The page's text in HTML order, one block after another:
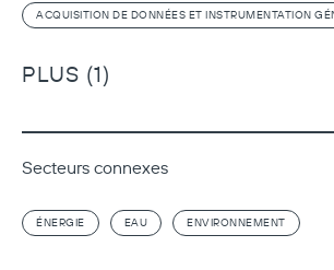
ACQUISITION DE DONNÉES ET INSTRUMENTATION
PLUS (1)
Secteurs connexes
ÉNERGIE EAU ENVIRONNEMENT